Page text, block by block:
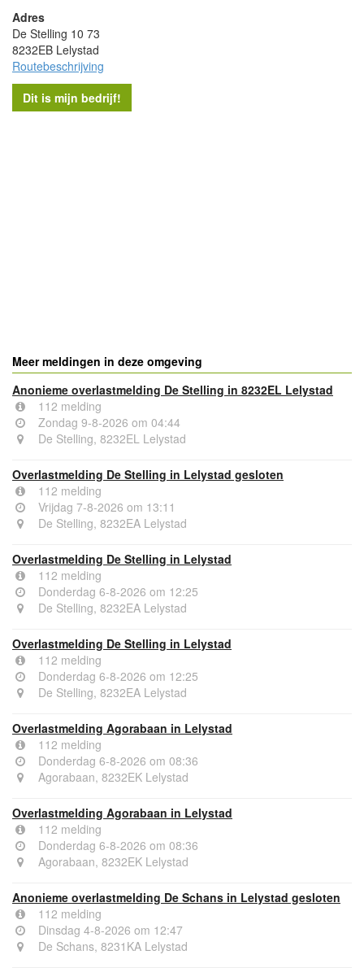
Adres
De Stelling 10 73
8232EB Lelystad
Routebeschrijving
Meer meldingen in deze omgeving
Anonieme overlastmelding De Stelling in 8232EL Lelystad
112 melding
Zondag 9-8-2026 om 04:44
De Stelling, 8232EL Lelystad
Overlastmelding De Stelling in Lelystad gesloten
112 melding
Vrijdag 7-8-2026 om 13:11
De Stelling, 8232EA Lelystad
Overlastmelding De Stelling in Lelystad
112 melding
Donderdag 6-8-2026 om 12:25
De Stelling, 8232EA Lelystad
Overlastmelding De Stelling in Lelystad
112 melding
Donderdag 6-8-2026 om 12:25
De Stelling, 8232EA Lelystad
Overlastmelding Agorabaan in Lelystad
112 melding
Donderdag 6-8-2026 om 08:36
Agorabaan, 8232EK Lelystad
Overlastmelding Agorabaan in Lelystad
112 melding
Donderdag 6-8-2026 om 08:36
Agorabaan, 8232EK Lelystad
Anonieme overlastmelding De Schans in Lelystad gesloten
112 melding
Dinsdag 4-8-2026 om 12:47
De Schans, 8231KA Lelystad